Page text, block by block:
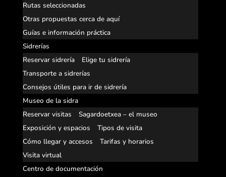
Rutas seleccionadas
Otras propuestas cerca de aquí
Guías e información práctica
Sidrerías
Reservar sidrería
Elige tu sidrería
Transporte a sidrerías
Consejos útiles para ir de sidrería
Museo de la sidra
Reservar visitas
Sagardoetxea – el museo
Exposición y espacios
Tipos de visita
Cómo llegar y accesos
Tarifas y horarios
Visita virtual
Centro de documentación